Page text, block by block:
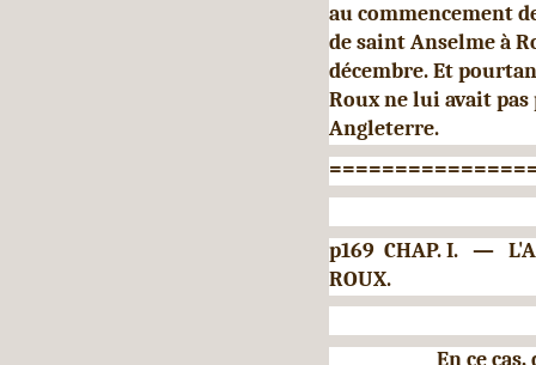
au commencement
de saint Anselme à
décembre. Et
Roux ne lui avait
Angleterre.
p169 CHAP. I. —
ROUX.
En ce